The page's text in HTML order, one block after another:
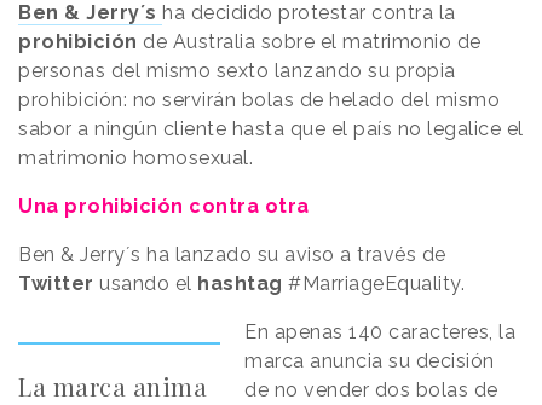
Ben & Jerry´s ha decidido protestar contra la
prohibición de Australia sobre el matrimonio de
personas del mismo sexto lanzando su propia
prohibición: no servirán bolas de helado del mismo
sabor a ningún cliente hasta que el país no legalice el
matrimonio homosexual.
Una prohibición contra otra
Ben & Jerry´s ha lanzado su aviso a través de
Twitter usando el hashtag #MarriageEquality.
La marca anima
En apenas 140 caracteres, la
marca anuncia su decisión
de no vender dos bolas de